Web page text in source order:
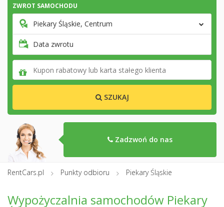
ZWROT SAMOCHODU
Piekary Śląskie, Centrum
Data zwrotu
SZUKAJ
Zadzwoń do nas
RentCars.pl Punkty odbioru Piekary Śląskie
Wypożyczalnia samochodów Piekary